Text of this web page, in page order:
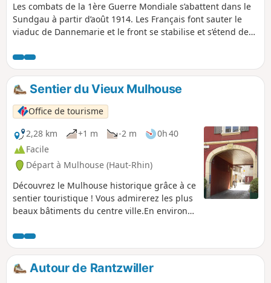
Les combats de la 1ère Guerre Mondiale s’abattent dans le
Sundgau à partir d’août 1914. Les Français font sauter le
viaduc de Dannemarie et le front se stabilise et s’étend des
quelques kilomètres d’Illfurth du côté de Heidwiller. Au
cours de cette visite, vous découvrirez plusieurs bunkers
aux vocations multiples, à la fois dépôt de munitions, poste
d’observation ou emplacement de pièces d’artillerie et
plusieurs casemates.
Sentier du Vieux Mulhouse
Office de tourisme
2,28 km
+1 m -2 m
0h 40
Facile
Départ à Mulhouse (Haut-Rhin)
Découvrez le Mulhouse historique grâce à ce
sentier touristique ! Vous admirerez les plus
beaux bâtiments du centre ville.En environ
médiévales observant les maisons ayant
marqué l'histoire de la ville...
Autour de Rantzwiller